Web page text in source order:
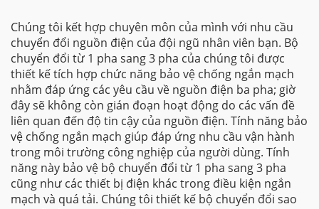
Chúng tôi kết hợp chuyên môn của mình với nhu cầu
chuyển đổi nguồn điện của đội ngũ nhân viên bạn. Bộ
chuyển đổi từ 1 pha sang 3 pha của chúng tôi được
thiết kế tích hợp chức năng bảo vệ chống ngắn mạch
nhằm đáp ứng các yêu cầu về nguồn điện ba pha; giờ
đây sẽ không còn gián đoạn hoạt động do các vấn đề
liên quan đến độ tin cậy của nguồn điện. Tính năng bảo
vệ chống ngắn mạch giúp đáp ứng nhu cầu vận hành
trong môi trường công nghiệp của người dùng. Tính
năng này bảo vệ bộ chuyển đổi từ 1 pha sang 3 pha
cũng như các thiết bị điện khác trong điều kiện ngắn
mạch và quá tải. Chúng tôi thiết kế bộ chuyển đổi sao